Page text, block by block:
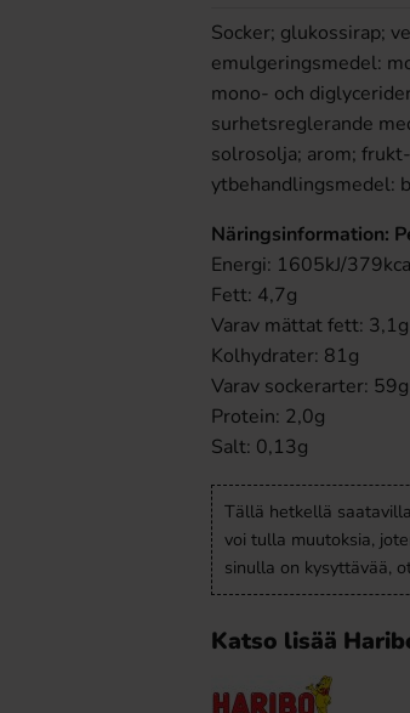
Socker; glukossirap;
emulgeringsmedel:
mono- och
surhetsreglerande
solrosolja; arom;
ytbehandlingsmedel:
Näringsinformation:
Energi: 1605kJ/
Fett: 4,7g
Varav mättat fett: 3,1g
Kolhydrater: 81g
Varav sockerarter: 59g
Protein: 2,0g
Salt: 0,13g
Tällä hetkellä
voi tulla muutoksia,
sinulla on kysyttävää,
Katso lisää